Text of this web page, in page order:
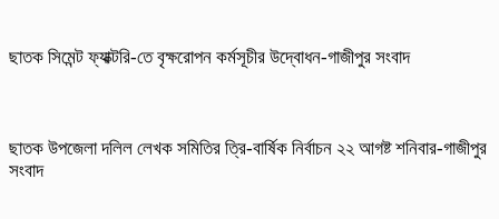
ছাতক সিমেন্ট ফ্যাক্টরি-তে বৃক্ষরোপন কর্মসূচীর উদ্বোধন-গাজীপুর সংবাদ
ছাতক উপজেলা দলিল লেখক সমিতির ত্রি-বার্ষিক নির্বাচন ২২ আগষ্ট শনিবার-গাজীপুর
সংবাদ